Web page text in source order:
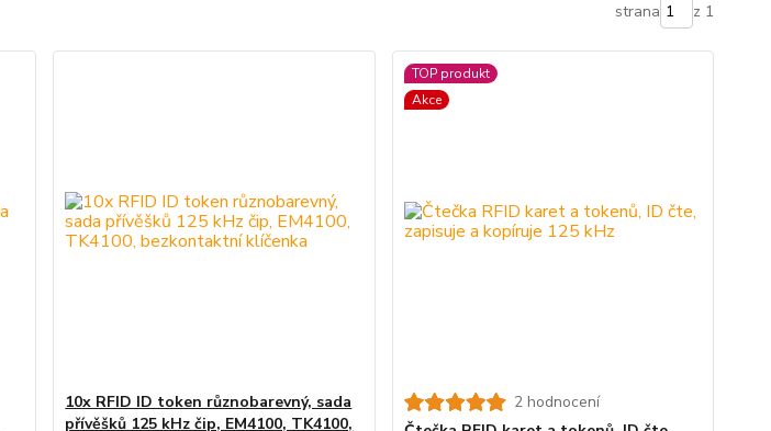
strana z 1
10x RFID ID token různobarevný, sada
přívěšků 125 kHz čip, EM4100, TK4100,
TOP produkt
Akce
2 hodnocení